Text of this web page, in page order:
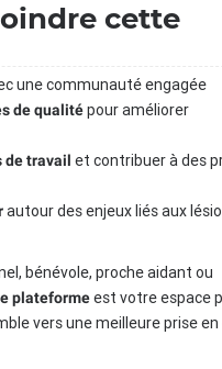
cette
une communauté engagée
de qualitépour améliorer
de travail et contribuer à des
autour des enjeux liés aux
bénévole, proche aidant ou
plateformeest votre espace
vers une meilleure prise